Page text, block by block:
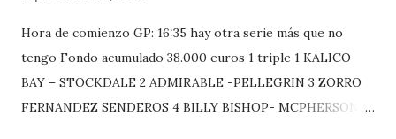
Hora de comienzo GP: 16:35 hay otra serie más que no
tengo Fondo acumulado 38.000 euros 1 triple 1 KALICO
BAY – STOCKDALE 2 ADMIRABLE -PELLEGRIN 3 ZORRO
FERNANDEZ SENDEROS 4 BILLY BISHOP- MCPHERSON 5